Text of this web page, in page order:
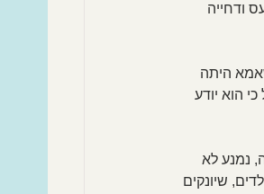
ודחייה
היתה
הוא יודע
נמנע לא
שיונקים